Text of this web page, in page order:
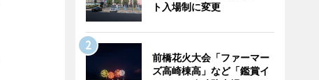
ト入場制に変更
前橋花火大会「ファーマー
ズ高崎棟高」など「鑑賞イ